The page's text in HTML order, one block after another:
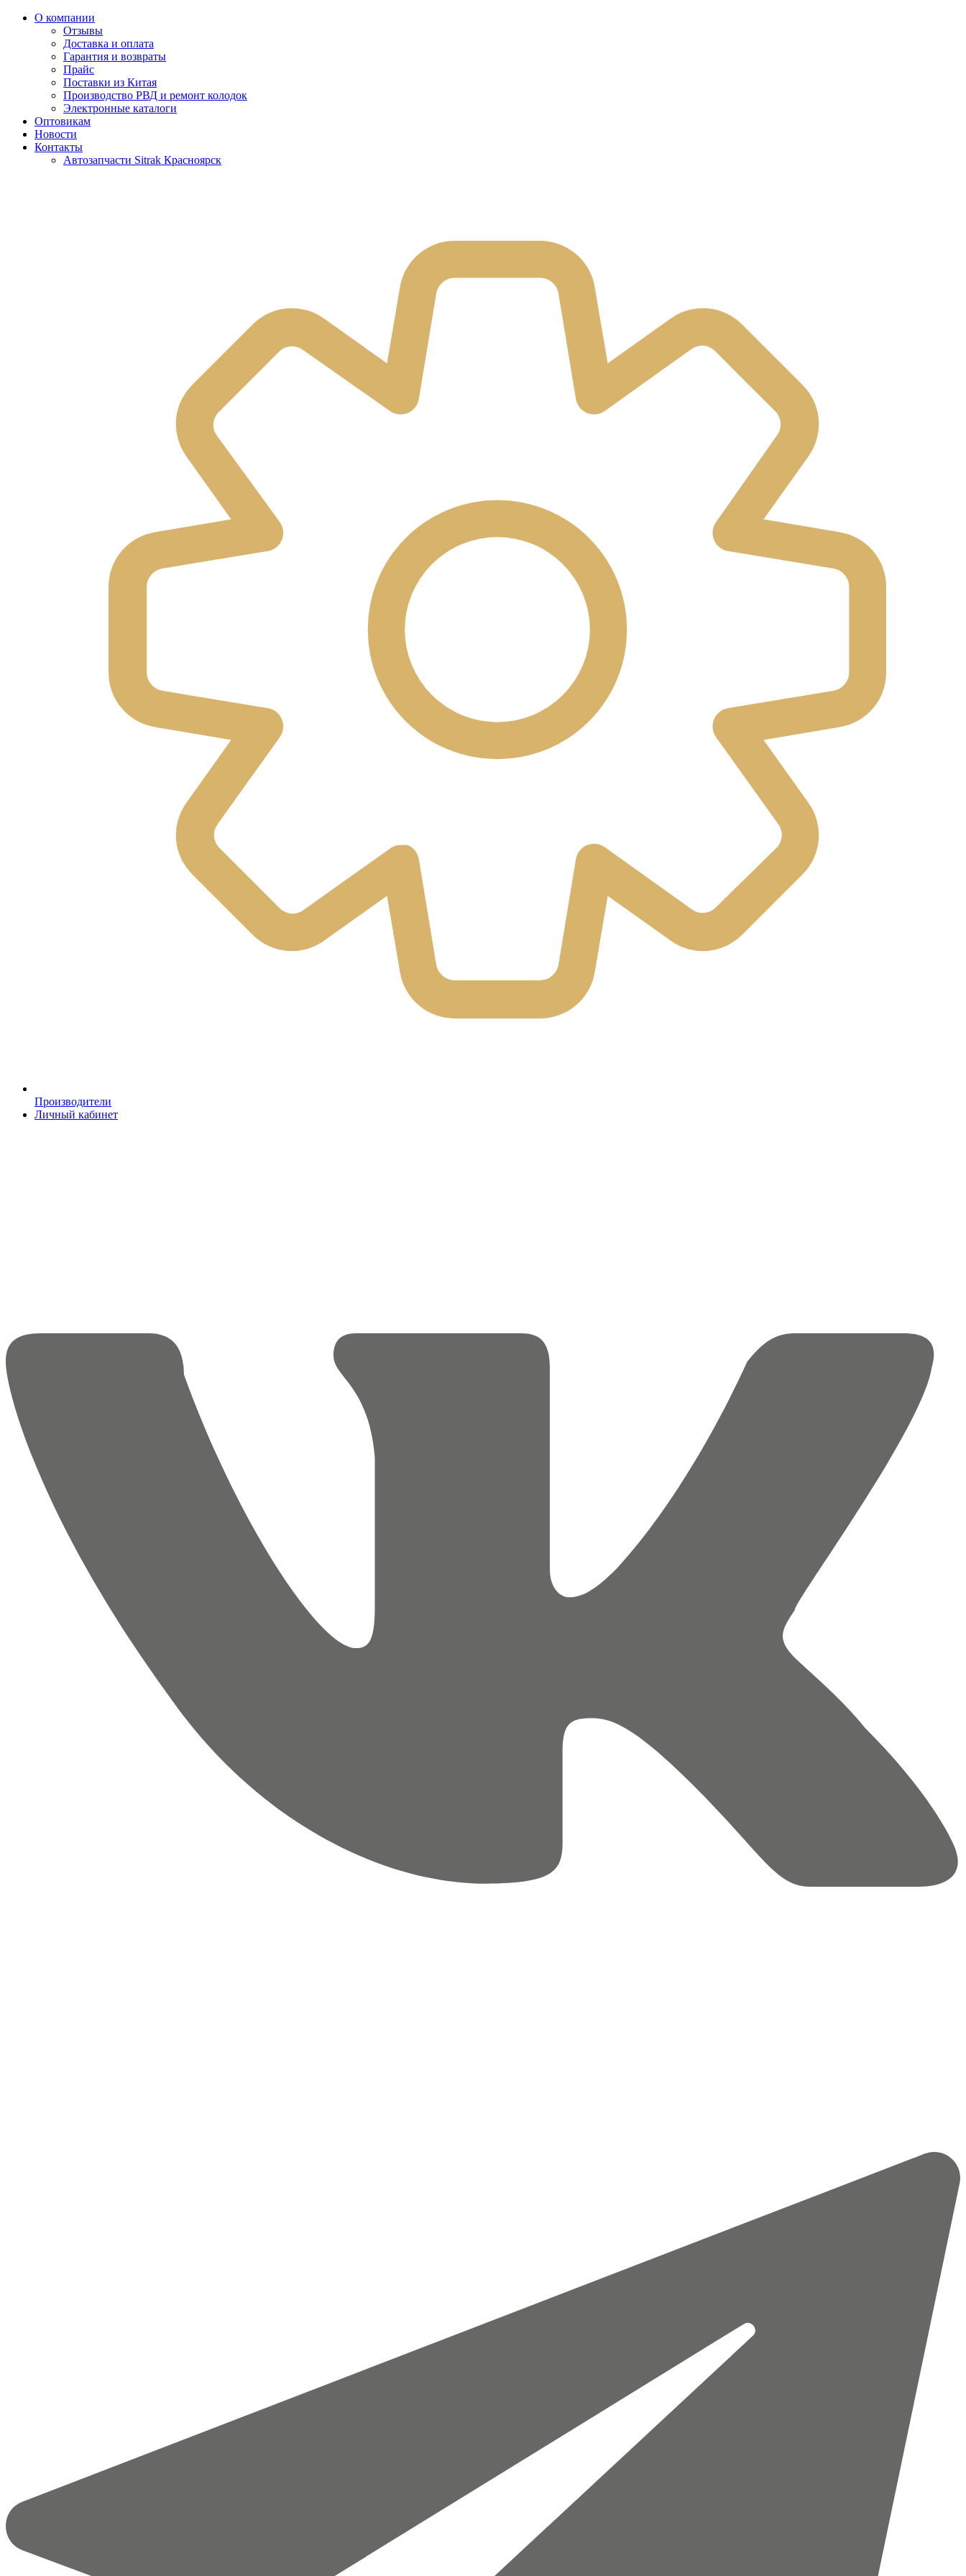
О компании
Отзывы
Доставка и оплата
Гарантия и возвраты
Прайс
Поставки из Китая
Производство РВД и ремонт колодок
Электронные каталоги
Оптовикам
Новости
Контакты
Автозапчасти Sitrak Красноярск
Производители
Личный кабинет